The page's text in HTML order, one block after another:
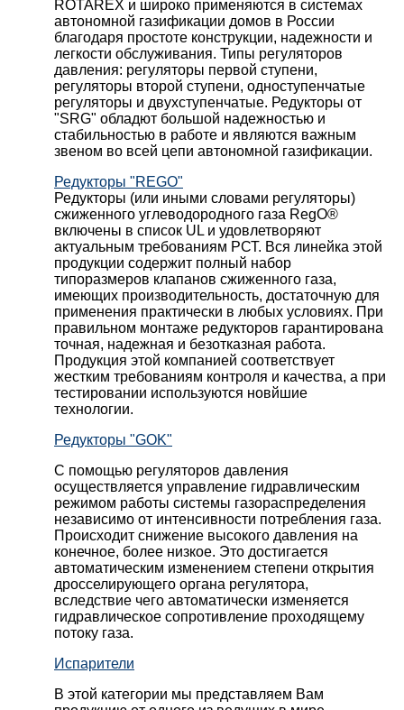
ROTAREX и широко применяются в системах
автономной газификации домов в России
благодаря простоте конструкции, надежности и
легкости обслуживания. Типы регуляторов
давления: регуляторы первой ступени,
регуляторы второй ступени, одноступенчатые
регуляторы и двухступенчатые. Редукторы от
"SRG" обладют большой надежностью и
стабильностью в работе и являются важным
звеном во всей цепи автономной газификации.
Редукторы "REGO"
Редукторы (или иными словами регуляторы)
сжиженного углеводородного газа RegO®
включены в список UL и удовлетворяют
актуальным требованиям РСТ. Вся линейка этой
продукции содержит полный набор
типоразмеров клапанов сжиженного газа,
имеющих производительность, достаточную для
применения практически в любых условиях. При
правильном монтаже редукторов гарантирована
точная, надежная и безотказная работа.
Продукция этой компанией соответствует
жестким требованиям контроля и качества, а при
тестировании используются новйшие
технологии.
Редукторы "GOK"
С помощью регуляторов давления
осуществляется управление гидравлическим
режимом работы системы газораспределения
независимо от интенсивности потребления газа.
Происходит снижение высокого давления на
конечное, более низкое. Это достигается
автоматическим изменением степени открытия
дросселирующего органа регулятора,
вследствие чего автоматически изменяется
гидравлическое сопротивление проходящему
потоку газа.
Испарители
В этой категории мы представляем Вам